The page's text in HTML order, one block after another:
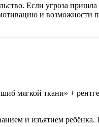
Если угроза пришла
и возможности
мягкой ткани» +
и изъятием